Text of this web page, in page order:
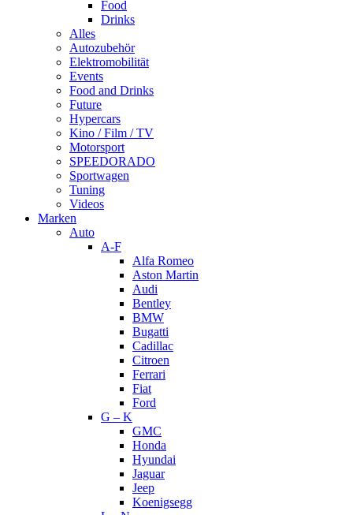
Food
Drinks
Alles
Autozubehör
Elektromobilität
Events
Food and Drinks
Future
Hypercars
Kino / Film / TV
Motorsport
SPEEDORADO
Sportwagen
Tuning
Videos
Marken
Auto
A-F
Alfa Romeo
Aston Martin
Audi
Bentley
BMW
Bugatti
Cadillac
Citroen
Ferrari
Fiat
Ford
G – K
GMC
Honda
Hyundai
Jaguar
Jeep
Koenigsegg